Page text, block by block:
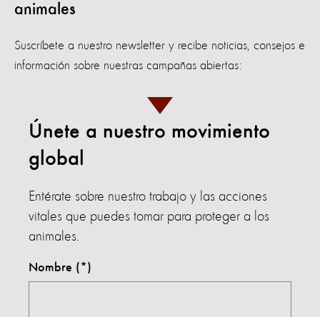
animales
Suscríbete a nuestro newsletter y recibe noticias, consejos e
información sobre nuestras campañas abiertas:
Únete a nuestro movimiento
global
Entérate sobre nuestro trabajo y las acciones
vitales que puedes tomar para proteger a los
animales.
Nombre